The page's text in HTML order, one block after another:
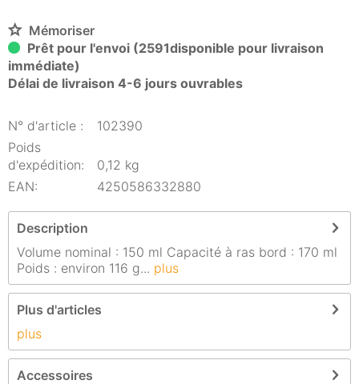
Mémoriser
Prêt pour l'envoi (2591disponible pour livraison
immédiate)
Délai de livraison 4-6 jours ouvrables
N° d'article :
102390
Poids
d'expédition:
0,12 kg
EAN:
4250586332880
Description
Volume nominal : 150 ml Capacité à ras bord : 170 ml
Poids : environ 116 g... plus
Plus d'articles
plus
Accessoires